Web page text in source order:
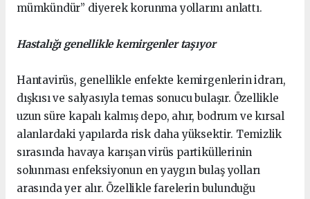
mümkündür” diyerek korunma yollarını anlattı.
Hastalığı genellikle kemirgenler taşıyor
Hantavirüs, genellikle enfekte kemirgenlerin idrarı,
dışkısı ve salyasıyla temas sonucu bulaşır. Özellikle
uzun süre kapalı kalmış depo, ahır, bodrum ve kırsal
alanlardaki yapılarda risk daha yüksektir. Temizlik
sırasında havaya karışan virüs partiküllerinin
solunması enfeksiyonun en yaygın bulaş yolları
arasında yer alır. Özellikle farelerin bulunduğu